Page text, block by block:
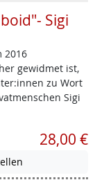
Sigi
2016
gewidmet ist,
zu Wort
Sigi
28,00 €